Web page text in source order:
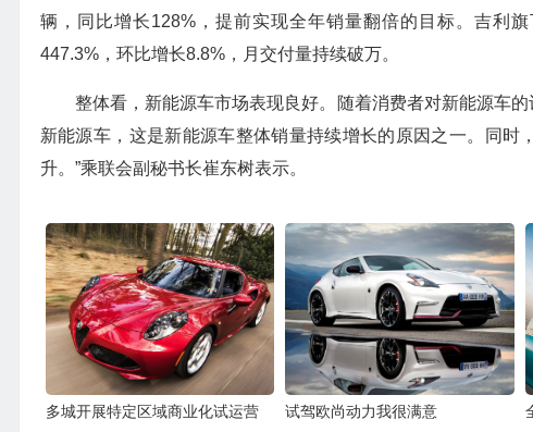
辆，同比增长128%，提前实现全年销量翻倍的目标。吉利
447.3%，环比增长8.8%，月交付量持续破万。
整体看，新能源车市场表现良好。随着消费者对新能源车
新能源车，这是新能源车整体销量持续增长的原因之一。同
升。”乘联会副秘书长崔东树表示。
多城开展特定区域商业化试运营 试驾欧尚动力我很满意